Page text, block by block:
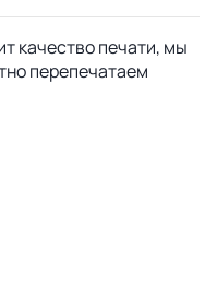
качество печати, мы
перепечатаем